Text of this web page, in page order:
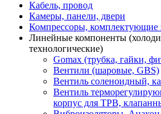
Кабель, провод
Камеры, панели, двери
Компрессоры, комплектующие
Линейные компоненты
технологические)
Gomax (трубка, гайки,
Вентили (шаровые, GBS)
Вентиль соленоидный,
Вентиль
корпус для ТРВ,